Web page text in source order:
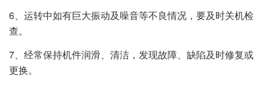
6、运转中如有巨大振动及噪音等不良情况，要及时关机检
查。
7、经常保持机件润滑、清洁，发现故障、缺陷及时修复或
更换。